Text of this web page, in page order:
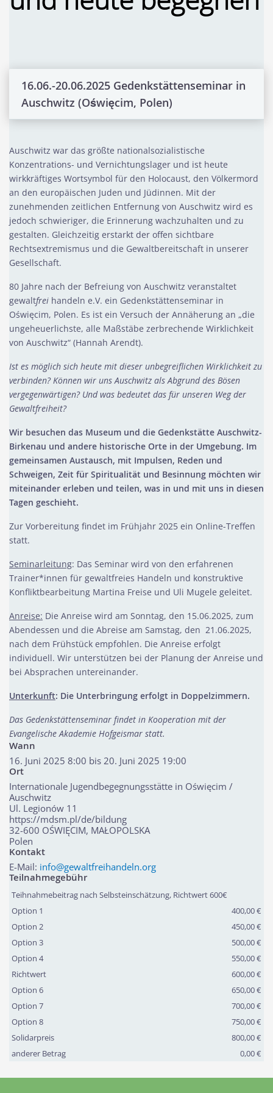
16.06.-20.06.2025 Gedenkstättenseminar in
Auschwitz (Oświęcim, Polen)
Auschwitz war das größte nationalsozialistische
Konzentrations- und Vernichtungslager und ist heute
wirkkräftiges Wortsymbol für den Holocaust, den Völkermord
an den europäischen Juden und Jüdinnen. Mit der
zunehmenden zeitlichen Entfernung von Auschwitz wird es
jedoch schwieriger, die Erinnerung wachzuhalten und zu
gestalten. Gleichzeitig erstarkt der offen sichtbare
Rechtsextremismus und die Gewaltbereitschaft in unserer
Gesellschaft.
80 Jahre nach der Befreiung von Auschwitz veranstaltet
gewaltfrei handeln e.V. ein Gedenkstättenseminar in
Oświęcim, Polen. Es ist ein Versuch der Annäherung an „die
ungeheuerlichste, alle Maßstäbe zerbrechende Wirklichkeit
von Auschwitz“ (Hannah Arendt).
Ist es möglich sich heute mit dieser unbegreiflichen Wirklichkeit zu
verbinden? Können wir uns Auschwitz als Abgrund des Bösen
vergegenwärtigen? Und was bedeutet das für unseren Weg der
Gewaltfreiheit?
Wir besuchen das Museum und die Gedenkstätte Auschwitz-
Birkenau und andere historische Orte in der Umgebung. Im
gemeinsamen Austausch, mit Impulsen, Reden und
Schweigen, Zeit für Spiritualität und Besinnung möchten wir
miteinander erleben und teilen, was in und mit uns in diesen
Tagen geschieht.
Zur Vorbereitung findet im Frühjahr 2025 ein Online-Treffen
statt.
Seminarleitung: Das Seminar wird von den erfahrenen
Trainer*innen für gewaltfreies Handeln und konstruktive
Konfliktbearbeitung Martina Freise und Uli Mugele geleitet.
Anreise: Die Anreise wird am Sonntag, den 15.06.2025, zum
Abendessen und die Abreise am Samstag, den 21.06.2025,
nach dem Frühstück empfohlen. Die Anreise erfolgt
individuell. Wir unterstützen bei der Planung der Anreise und
bei Absprachen untereinander.
Unterkunft: Die Unterbringung erfolgt in Doppelzimmern.
Das Gedenkstättenseminar findet in Kooperation mit der
Evangelische Akademie Hofgeismar statt.
Wann
16. Juni 2025 8:00 bis 20. Juni 2025 19:00
Ort
Internationale Jugendbegegnungsstätte in Oświęcim /
Auschwitz
Ul. Legionów 11
https://mdsm.pl/de/bildung
32-600 OŚWIĘCIM, MAŁOPOLSKA
Polen
Kontakt
E-Mail: info@gewaltfreihandeln.org
Teilnahmegebühr
Teihnahmebeitrag nach Selbsteinschätzung, Richtwert 600€
Option 1
400,00 €
Option 2
450,00 €
Option 3
500,00 €
Option 4
550,00 €
Richtwert
600,00 €
Option 6
650,00 €
Option 7
700,00 €
Option 8
750,00 €
Solidarpreis
800,00 €
anderer Betrag
0,00 €